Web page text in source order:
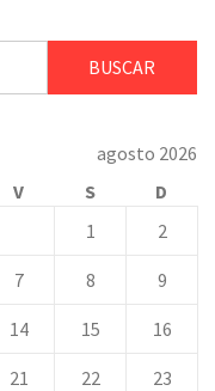
agosto 2026
V S
D
1
2
7 8 9
14 15 16
21 22 23